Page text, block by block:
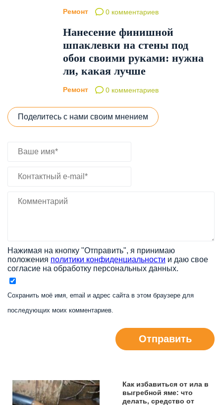
Ремонт 0 комментариев
Нанесение финишной
шпаклевки на стены под
обои своими руками: нужна
ли, какая лучше
Ремонт 0 комментариев
Поделитесь с нами своим мнением
Нажимая на кнопку "Отправить", я принимаю
положения политики конфиденциальности и даю свое
согласие на обработку персональных данных.
Сохранить моё имя, email и адрес сайта в этом браузере для
последующих моих комментариев.
Отправить
Как избавиться от ила в
выгребной яме: что
делать, средство от